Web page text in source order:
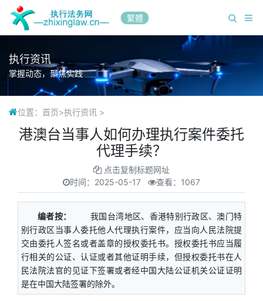
繁體
执行资讯
掌握动态，聚焦实践
位置： 首页>执行资讯 >
港澳台当事人如何办理执行案件委托
代理手续？
点击复制标题网址
时间： 2025-05-17 查看：1067
编者按：
我国台湾地区、香港特别行政区、澳门特
别行政区当事人委托他人代理执行案件，应当向人民法院提
交由委托人签名或者盖章的授权委托书。授权委托书应当履
行相关的公证、认证或者其他证明手续，但授权委托书在人
民法院法官的见证下签署或者经中国大陆公证机关公证证明
是在中国大陆签署的除外。